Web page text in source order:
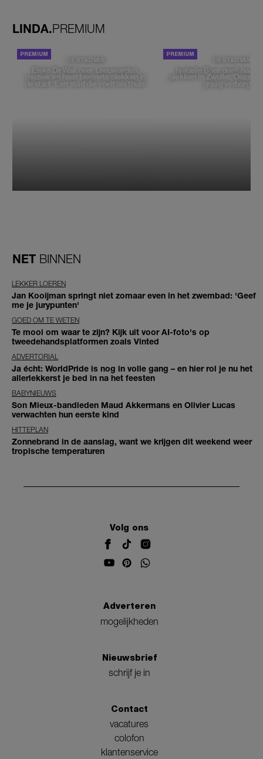
LINDA.PREMIUM
DE STAD VAN
Elske DeWall over Leeuwarden,
muziek en haar favoriete plekken in
de stad: 'Een stad die voelt als thuis'
DE STAD VAN
Isabelle Boer deelt haar
plekken in Zwolle: 'Deze
graag verborgen'
NET BINNEN
LEKKER LOEREN
Jan Kooijman springt niet zomaar even in het zwembad: 'Geef
me je jurypunten'
GOED OM TE WETEN
Te mooi om waar te zijn? Kijk uit voor AI-foto's op
tweedehandsplatformen zoals Vinted
ADVERTORIAL
Ja écht: WorldPride is nog in volle gang – en hier rol je nu het
allerlekkerst je bed in na het feesten
BABYNIEUWS
Son Mieux-bandleden Maud Akkermans en Olivier Lucas
verwachten hun eerste kind
HITTEPLAN
Zonnebrand in de aanslag, want we krijgen dit weekend weer
tropische temperaturen
Volg ons
Adverteren
mogelijkheden
Nieuwsbrief
schrijf je in
Contact
vacatures
colofon
klantenservice